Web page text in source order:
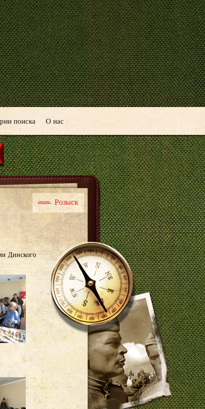
поиска О нас
Розыск
Динского